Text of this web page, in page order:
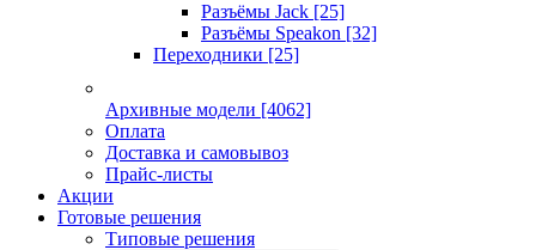
Разъёмы Jack [25]
Разъёмы Speakon [32]
Переходники [25]
Архивные модели [4062]
Оплата
Доставка и самовывоз
Прайс-листы
Акции
Готовые решения
Типовые решения